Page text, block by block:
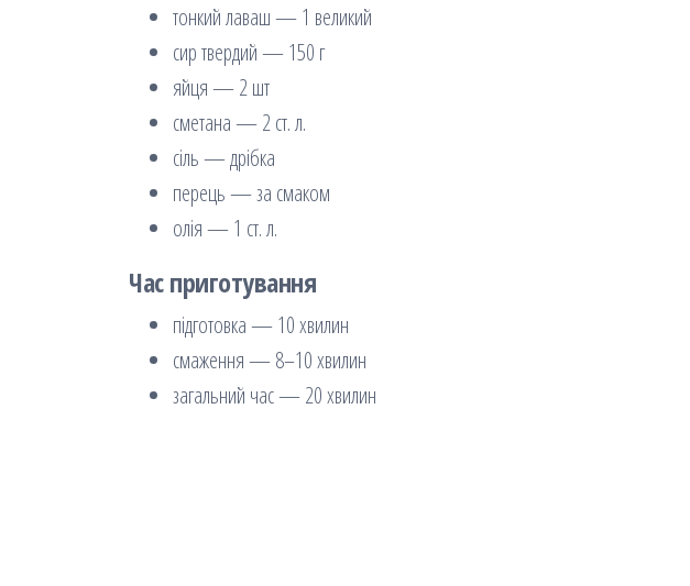
тонкий лаваш — 1 великий
сир твердий — 150 г
яйця — 2 шт
сметана — 2 ст. л.
сіль — дрібка
перець — за смаком
олія — 1 ст. л.
Час приготування
підготовка — 10 хвилин
смаження — 8–10 хвилин
загальний час — 20 хвилин